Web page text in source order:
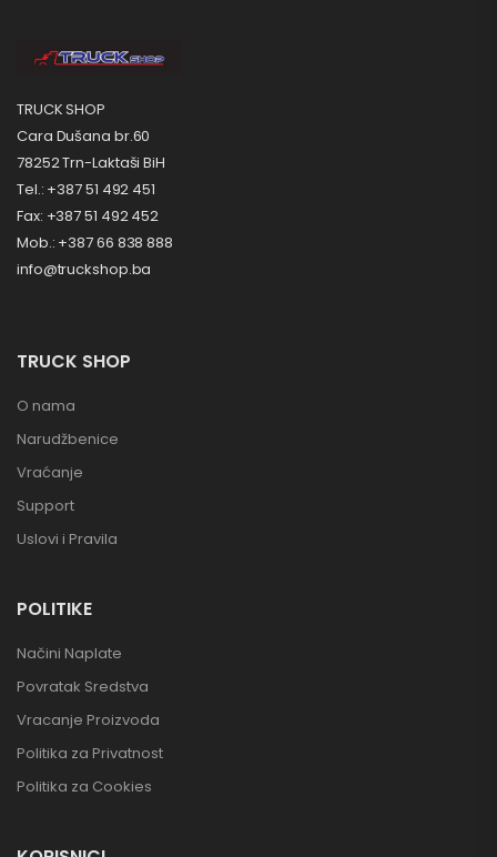
TRUCK SHOP
Cara Dušana br.60
78252 Trn-Laktaši BiH
Tel.: +387 51 492 451
Fax: +387 51 492 452
Mob.: +387 66 838 888
info@truckshop.ba
TRUCK SHOP
O nama
Narudžbenice
Vraćanje
Support
Uslovi i Pravila
POLITIKE
Načini Naplate
Povratak Sredstva
Vracanje Proizvoda
Politika za Privatnost
Politika za Cookies